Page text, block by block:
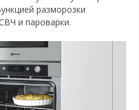
разморозки
и пароварки.